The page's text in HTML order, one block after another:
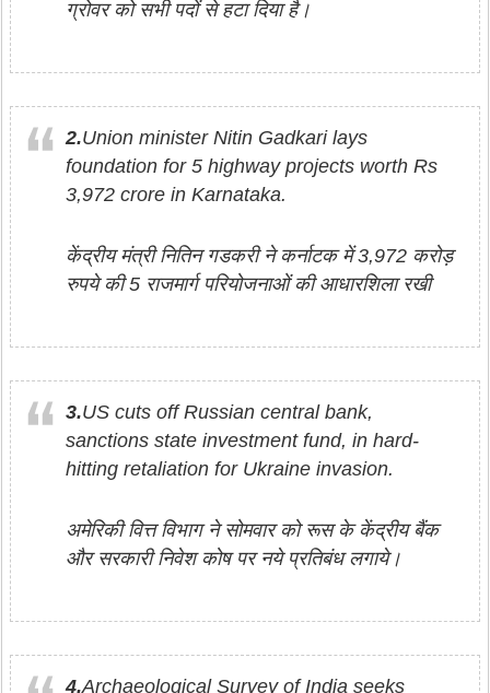
ग्रोवर को सभी पदों से हटा दिया है।
2.Union minister Nitin Gadkari lays
foundation for 5 highway projects worth Rs
3,972 crore in Karnataka.
केंद्रीय मंत्री नितिन गडकरी ने कर्नाटक में 3,972 करोड़
रुपये की 5 राजमार्ग परियोजनाओं की आधारशिला रखी
3.US cuts off Russian central bank,
sanctions state investment fund, in hard-
hitting retaliation for Ukraine invasion.
अमेरिकी वित्त विभाग ने सोमवार को रूस के केंद्रीय बैंक
और सरकारी निवेश कोष पर नये प्रतिबंध लगाये।
4.Archaeological Survey of India seeks